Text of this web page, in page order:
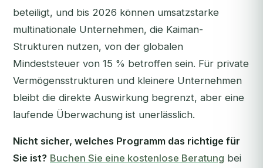
beteiligt, und bis 2026 können umsatzstarke
multinationale Unternehmen, die Kaiman-
Strukturen nutzen, von der globalen
Mindeststeuer von 15 % betroffen sein. Für private
Vermögensstrukturen und kleinere Unternehmen
bleibt die direkte Auswirkung begrenzt, aber eine
laufende Überwachung ist unerlässlich.
Nicht sicher, welches Programm das richtige für
Sie ist? Buchen Sie eine kostenlose Beratung bei